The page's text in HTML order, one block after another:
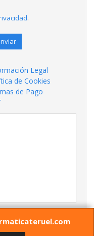
.
Legal
de Cookies
de Pago